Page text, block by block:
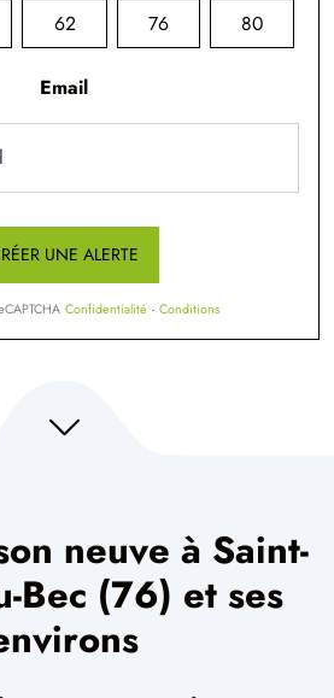
62 76 80
Email
UNE ALERTE
Confidentialité - Conditions
neuve à Saint-
Bec (76) et ses